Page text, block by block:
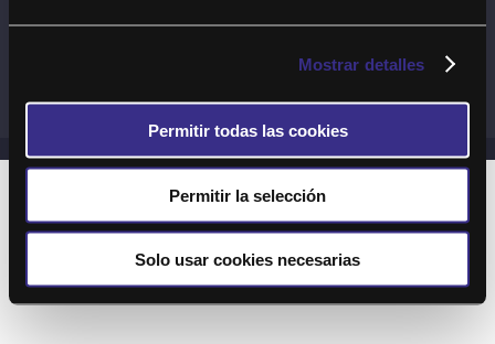
Mostrar detalles
Permitir todas las cookies
Permitir la selección
Solo usar cookies necesarias
Términos y Cond. Generales de uso del Servicio
Preguntas Frecuentes